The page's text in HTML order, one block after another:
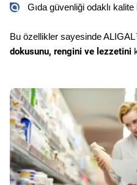
Gıda güvenliği odaklı kalite
Bu özellikler sayesinde
dokusunu, rengini ve lezzetini